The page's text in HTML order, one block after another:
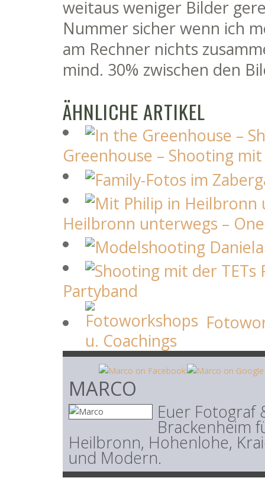
weitaus weniger Bilder
Nummer sicher wenn ich
am Rechner nichts
mind. 30% zwischen den
ÄHNLICHE ARTIKEL
Greenhouse – Shooting
Heilbronn unterwegs –
Partyband
MARCO
Euer Fotograf
Brackenheim
Heilbronn, Hohenlohe,
und Modern.